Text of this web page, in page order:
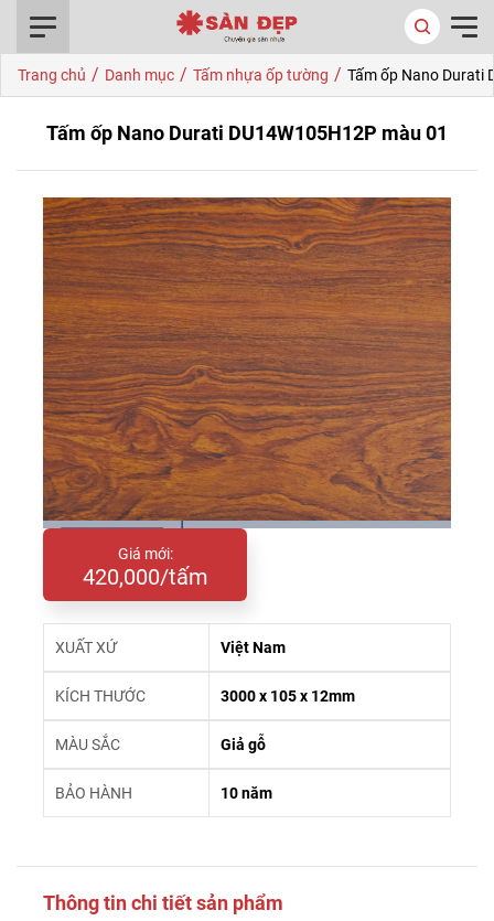
Trang chủ / Danh mục / Tấm nhựa ốp tường / Tấm ốp Nano Durati
Tấm ốp Nano Durati DU14W105H12P màu 01
Giá mới:
420,000/tấm
XUẤT XỨ Việt Nam
KÍCH THƯỚC 3000 x 105 x 12mm
MÀU SẮC Giả gỗ
BẢO HÀNH 10 năm
Thông tin chi tiết sản phẩm